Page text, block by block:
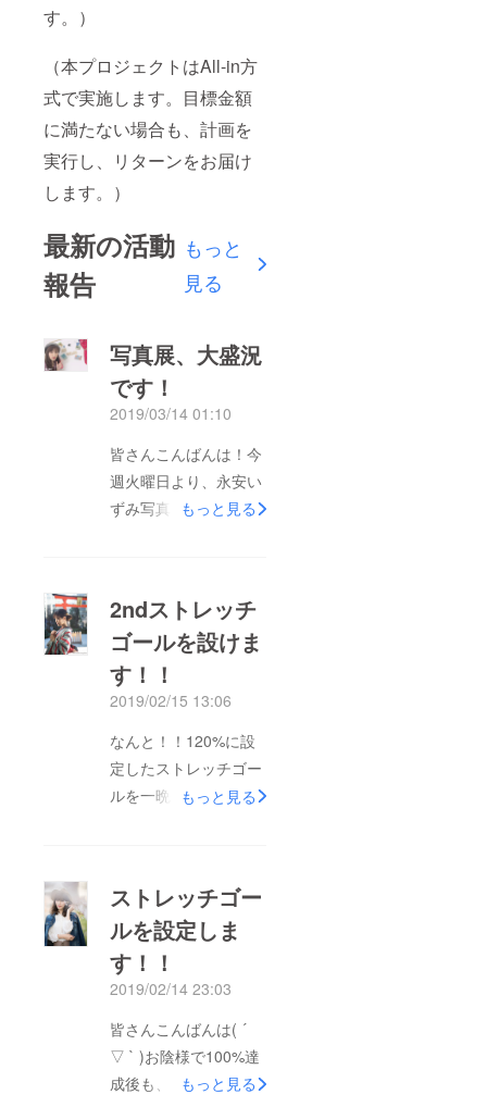
す。）
（本プロジェクトはAll-in方
式で実施します。目標金額
に満たない場合も、計画を
実行し、リターンをお届け
します。）
最新の活動
報告
もっと
見る
写真展、大盛況
です！
2019/03/14 01:10
皆さんこんばんは！今
週火曜日より、永安い
ずみ写真展「Endless
( ^ω^ )平日にも関わら
ず初日からたくさんの
方に来ていたたいて、
とても嬉しいです。今
ちらで販売中。日曜は
まで入場無料で開催し
ておりますので、是非
19:00〜21:00はレセプ
ションパーティー
♪♪(当日参加もOKです
が、ご予約してくださ
ると嬉しいです)
もっと見る
2ndストレッチ
ゴールを設けま
す！！
2019/02/15 13:06
なんと！！120%に設
定したストレッチゴー
ルを一晩で達成してし
メンバーや日頃から応
援してくれている方は
もちろん、多くの方に
支えられているんだ
りわずかな時間ではあ
りますが、2ndスト
レッチゴールを決めま
もっと見る
ストレッチゴー
ルを設定しま
す！！
2019/02/14 23:03
皆さんこんばんは( ´
▽ ` )お陰様で100%達
成後も、引き続きご支
もっと見る